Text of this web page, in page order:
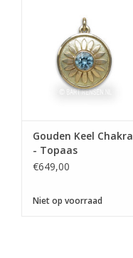
Gouden Keel Chakra
- Topaas
€649,00
Niet op voorraad